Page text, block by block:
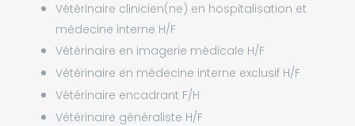
Vétérinaire clinicien(ne) en hospitalisation et
médecine interne H/F
Vétérinaire en imagerie médicale H/F
Vétérinaire en médecine interne exclusif H/F
Vétérinaire encadrant F/H
Vétérinaire généraliste H/F